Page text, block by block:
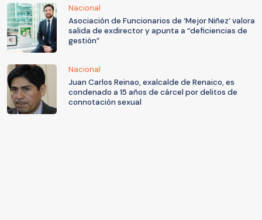
Nacional
Asociación de Funcionarios de ‘Mejor Niñez’ valora
salida de exdirector y apunta a “deficiencias de
gestión”
Nacional
Juan Carlos Reinao, exalcalde de Renaico, es
condenado a 15 años de cárcel por delitos de
connotación sexual